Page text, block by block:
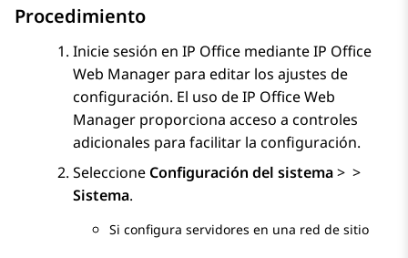
Procedimiento
Inicie sesión en IP Office medianteIP Office
Web Manager para editar los ajustes de
configuración. El uso deIP Office Web
Manager proporciona acceso a controles
adicionales para facilitar la configuración.
Seleccione Configuración del sistema> >
Sistema.
Si configura servidores en una red de sitio